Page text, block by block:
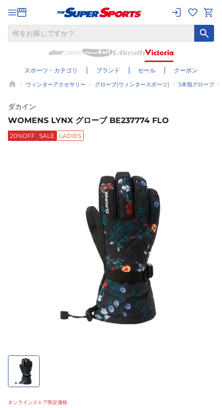
スポーツ・カテゴリ ブランド セール クーポン
ウィンターアクセサリー グローブ(ウィンタースポーツ) 5本指グローブ
ダカイン
WOMENS LYNX グローブ BE237774 FLO
20%OFF SALE LADIES
オンラインストア限定価格